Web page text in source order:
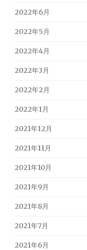
2022年6月
2022年5月
2022年4月
2022年3月
2022年2月
2022年1月
2021年12月
2021年11月
2021年10月
2021年9月
2021年8月
2021年7月
2021年6月